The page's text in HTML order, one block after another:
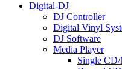
Digital-DJ
DJ Controller
Digital Vinyl
DJ Software
Media Player
Single